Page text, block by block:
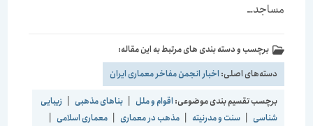
مساجد…
برچسب و دسته بندی های مرتبط به این مقاله:
دسته‌های اصلی:اخبار انجمن مفاخر معماری ایران
برچسب تقسیم بندی موضوعی:اقوام و ملل | بناهای مذهبی |
زیبایی
شناسی | سنت و مدرنیته | مذهب در معماری | معماری اسلامی |